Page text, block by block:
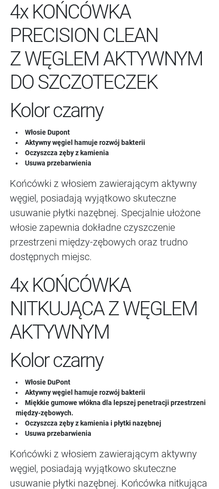
4x KOŃCÓWKA
PRECISION CLEAN
Z WĘGLEM AKTYWNYM
DO SZCZOTECZEK
Kolor czarny
Włosie Dupont
Aktywny węgiel hamuje rozwój bakterii
Oczyszcza zęby z kamienia
Usuwa przebarwienia
Końcówki z włosiem zawierającym aktywny
węgiel, posiadają wyjątkowo skuteczne
usuwanie płytki nazębnej. Specjalnie ułożone
włosie zapewnia dokładne czyszczenie
przestrzeni między-zębowych oraz trudno
dostępnych miejsc.
4x KOŃCÓWKA
NITKUJĄCA Z WĘGLEM
AKTYWNYM
Kolor czarny
Włosie DuPont
Aktywny węgiel hamuje rozwój bakterii
Miękkie gumowe włókna dla lepszej penetracji przestrzeni
między-zębowych.
Oczyszcza zęby z kamienia i płytki nazębnej
Usuwa przebarwienia
Końcówki z włosiem zawierającym aktywny
węgiel, posiadają wyjątkowo skuteczne
usuwanie płytki nazębnej. Końcówka nitkująca